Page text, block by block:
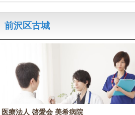
前沢区古城
医療法人 啓愛会 美希病院